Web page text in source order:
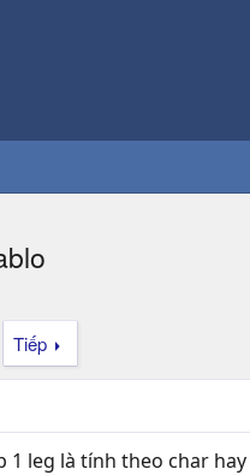
Tiếp
leg là tính theo char